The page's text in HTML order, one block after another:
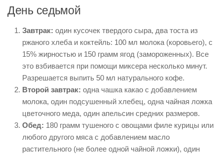
День седьмой
Завтрак: один кусочек твердого сыра, два тоста из
ржаного хлеба и коктейль: 100 мл молока (коровьего), с
15% жирностью и 150 грамм ягод (замороженных). Все
это взбивается при помощи миксера несколько минут.
Разрешается выпить 50 мл натурального кофе.
Второй завтрак: одна чашка какао с добавлением
молока, один подсушенный хлебец, одна чайная ложка
цветочного меда, один апельсин средних размеров.
Обед: 180 грамм тушеного с овощами филе курицы или
любого другого мяса с добавлением масло
растительного (не более одной чайной ложки), один